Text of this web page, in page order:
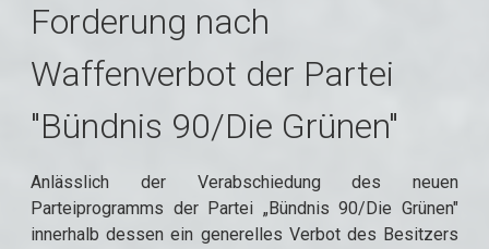
Forderung nach
Waffenverbot der Partei
"Bündnis 90/Die Grünen"
Anlässlich der Verabschiedung des neuen
Parteiprogramms der Partei „Bündnis 90/Die Grünen"
innerhalb dessen ein generelles Verbot des Besitzers